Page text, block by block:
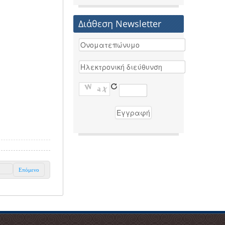
Επόμενο
Διάθεση Newsletter